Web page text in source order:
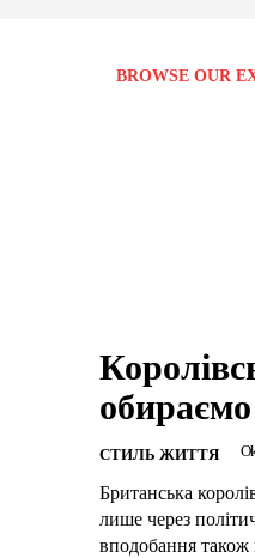
BROWSE OUR
СТИЛЬ ЖИТТЯ
Британська
лише через
вподобання також